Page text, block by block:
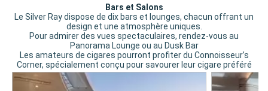
Bars et Salons
Le Silver Ray dispose de dix bars et lounges, chacun offrant un
design et une atmosphère uniques.
Pour admirer des vues spectaculaires, rendez-vous au
Panorama Lounge ou au Dusk Bar
Les amateurs de cigares pourront profiter du Connoisseur’s
Corner, spécialement conçu pour savourer leur cigare préféré